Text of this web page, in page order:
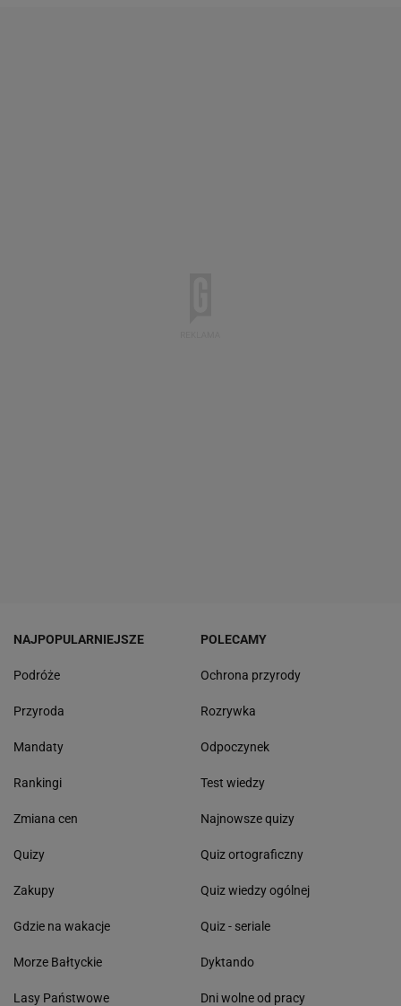
NAJPOPULARNIEJSZE
Podróże
Przyroda
Mandaty
Rankingi
Zmiana cen
Quizy
Zakupy
Gdzie na wakacje
Morze Bałtyckie
Lasy Państwowe
POLECAMY
Ochrona przyrody
Rozrywka
Odpoczynek
Test wiedzy
Najnowsze quizy
Quiz ortograficzny
Quiz wiedzy ogólnej
Quiz - seriale
Dyktando
Dni wolne od pracy